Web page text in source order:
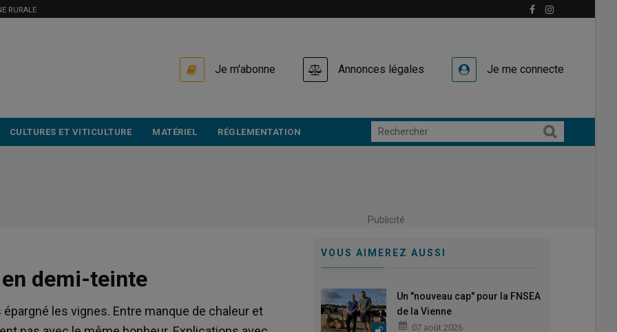
RURALE
Je m'abonne Annonces légales Je me connecte
CULTURES ET VITICULTURE MATÉRIEL RÉGLEMENTATION
Publicité
demi-teinte
les vignes. Entre manque de chaleur et
VOUS AIMEREZ AUSSI
Un "nouveau cap" pour la FNSEA
de la Vienne
07 août 2026